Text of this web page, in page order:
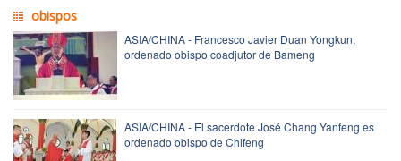
obispos
ASIA/CHINA - Francesco Javier Duan Yongkun,
ordenado obispo coadjutor de Bameng
ASIA/CHINA - El sacerdote José Chang Yanfeng es
ordenado obispo de Chifeng